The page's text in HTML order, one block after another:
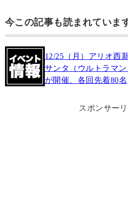
今この記事も読まれていま
12/25（月）アリオ西
サンタ（ウルトラマ
が開催、各回先着80名
スポンサー